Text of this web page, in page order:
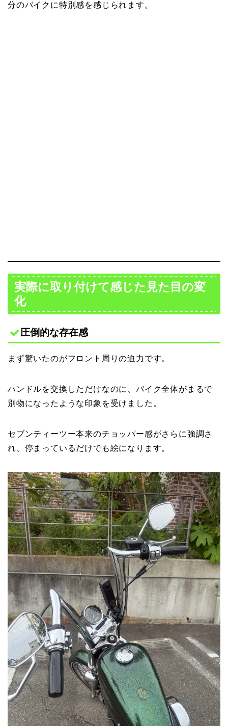
分のバイクに特別感を感じられます。
実際に取り付けて感じた見た目の変
化
圧倒的な存在感
まず驚いたのがフロント周りの迫力です。
ハンドルを交換しただけなのに、バイク全体がまるで
別物になったような印象を受けました。
セブンティーツー本来のチョッパー感がさらに強調さ
れ、停まっているだけでも絵になります。